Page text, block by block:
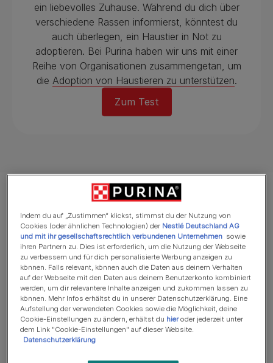
ein liebevolles Zuhause. Während du dich über
verschiedene Rassen informierst, könntest du
auch überlegen, ein Haustier in Not zu
adoptieren. Bei Purina haben wir uns mit einer
Reihe von Organisationen zusammengetan, um
die Adoption von Haustieren zu unterstützen.
Zum Test
Warum du am Quiz
teilnehmen solltest
Indem du auf „Zustimmen“ klickst, stimmst du der Nutzung von
Cookies (oder ähnlichen Technologien) der Nestlé Deutschland AG
und mit ihr gesellschaftsrechtlich verbundenen Unternehmen sowie
ihren Partnern zu. Dies ist erforderlich, um die Nutzung der Webseite
zu verbessern und für dich personalisierte Werbung anzeigen zu
können. Falls relevant, können auch die Daten aus deinem Verhalten
auf der Webseite mit den Daten aus deinem Benutzerkonto kombiniert
werden, um dir relevantere Inhalte anzeigen und zukommen lassen zu
können. Mehr Infos erhältst du in unserer Datenschutzerklärung. Eine
Aufstellung der verwendeten Cookies sowie die Möglichkeit, deine
Cookie-Einstellungen zu ändern, erhältst du hieroder jederzeit unter
dem Link "Cookie-Einstellungen" auf dieser Website.
Datenschutzerklärung